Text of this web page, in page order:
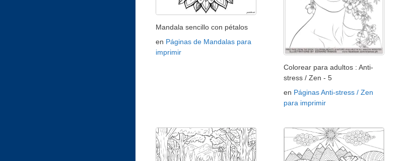
Mandala sencillo con pétalos
en Páginas de Mandalas para
imprimir
Colorear para adultos : Anti-
stress / Zen - 5
en Páginas Anti-stress / Zen
para imprimir